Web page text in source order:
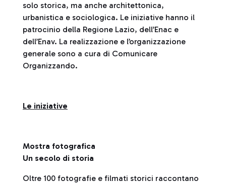
solo storica, ma anche architettonica,
urbanistica e sociologica. Le iniziative hanno il
patrocinio della Regione Lazio, dell’Enac e
dell’Enav. La realizzazione e l’organizzazione
generale sono a cura di Comunicare
Organizzando.
Le iniziative
Mostra fotografica
Un secolo di storia
Oltre 100 fotografie e filmati storici raccontano